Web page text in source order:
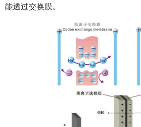
能透过交换膜。